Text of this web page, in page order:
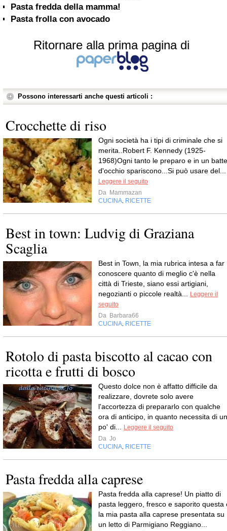
Pasta fredda della mamma!
Pasta frolla con avocado
Ritornare alla prima pagina di
Possono interessarti anche questi articoli :
Crocchette di riso
Ogni società ha i tipi di criminale che si
merita..Robert F. Kennedy (1925-
1968)Ogni tanto le preparo e in un
d'occhio spariscono...Si può usare del...
Leggere il seguito
Da Mammazan
CUCINA RICETTE
Best in town: Ludvig di Graziana
Scaglia
Best in Town, la mia rubrica intesa a far
conoscere quanto di meglio c'è nella
città di Trieste, siano essi artigiani,
negozianti o piccole realtà...
Leggere il
seguito
Da Barbara66
CUCINA RICETTE
Rotolo di pasta biscotto al cacao con
ricotta e frutti di bosco
Questo dolce non è affatto difficile da
realizzare, dovrete solo avere
l'accortezza di prepararlo con qualche
ora di anticipo, in quanto necessita di un
po' di...
Leggere il seguito
Da Jo
CUCINA RICETTE
Pasta fredda alla caprese
Pasta fredda alla caprese! Un piatto di
pasta leggero, fresco e saporito questa
la mia pasta alla caprese presentata su
un letto di Parmigiano Reggiano...